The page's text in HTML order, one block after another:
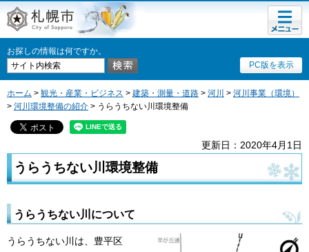
札幌市
お探しの情報は何ですか。
PC版を表示
メニュ
ー
ホーム > 観光・産業・ビジネス > 建築・測量・道路 > 河川 > 河川事業（環境）
> 河川環境整備の紹介 > うらうちない川環境整備
更新日：2020年4月1日
うらうちない川環境整備
うらうちない川について
うらうちない川は、豊平区